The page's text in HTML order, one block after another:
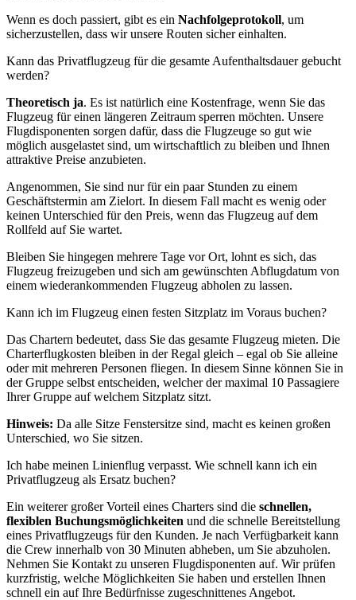
Wenn es doch passiert, gibt es ein Nachfolgeprotokoll, um
sicherzustellen, dass wir unsere Routen sicher einhalten.
Kann das Privatflugzeug für die gesamte Aufenthaltsdauer gebucht
werden?
Theoretisch ja. Es ist natürlich eine Kostenfrage, wenn Sie das
Flugzeug für einen längeren Zeitraum sperren möchten. Unsere
Flugdisponenten sorgen dafür, dass die Flugzeuge so gut wie
möglich ausgelastet sind, um wirtschaftlich zu bleiben und Ihnen
attraktive Preise anzubieten.
Angenommen, Sie sind nur für ein paar Stunden zu einem
Geschäftstermin am Zielort. In diesem Fall macht es wenig oder
keinen Unterschied für den Preis, wenn das Flugzeug auf dem
Rollfeld auf Sie wartet.
Bleiben Sie hingegen mehrere Tage vor Ort, lohnt es sich, das
Flugzeug freizugeben und sich am gewünschten Abflugdatum von
einem wiederankommenden Flugzeug abholen zu lassen.
Kann ich im Flugzeug einen festen Sitzplatz im Voraus buchen?
Das Chartern bedeutet, dass Sie das gesamte Flugzeug mieten. Die
Charterflugkosten bleiben in der Regal gleich – egal ob Sie alleine
oder mit mehreren Personen fliegen. In diesem Sinne können Sie in
der Gruppe selbst entscheiden, welcher der maximal 10 Passagiere
Ihrer Gruppe auf welchem Sitzplatz sitzt.
Hinweis: Da alle Sitze Fenstersitze sind, macht es keinen großen
Unterschied, wo Sie sitzen.
Ich habe meinen Linienflug verpasst. Wie schnell kann ich ein
Privatflugzeug als Ersatz buchen?
Ein weiterer großer Vorteil eines Charters sind die schnellen,
flexiblen Buchungsmöglichkeiten und die schnelle Bereitstellung
eines Privatflugzeugs für den Kunden. Je nach Verfügbarkeit kann
die Crew innerhalb von 30 Minuten abheben, um Sie abzuholen.
Nehmen Sie Kontakt zu unseren Flugdisponenten auf. Wir prüfen
kurzfristig, welche Möglichkeiten Sie haben und erstellen Ihnen
schnell ein auf Ihre Bedürfnisse zugeschnittenes Angebot.